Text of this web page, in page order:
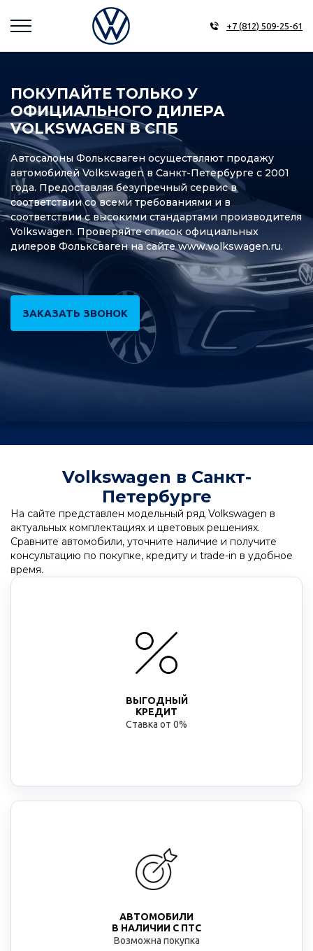
+7 (812) 509-25-61
ПОКУПАЙТЕ ТОЛЬКО У
ОФИЦИАЛЬНОГО ДИЛЕРА
VOLKSWAGEN В СПБ
Автосалоны Фольксваген осуществляют продажу
автомобилей Volkswagen в Санкт-Петербурге с 2001
года. Предоставляя безупречный сервис в
соответствии со всеми требованиями и в
соответствии с высокими стандартами производителя
Volkswagen. Проверяйте список официальных
дилеров Фольксваген на сайте www.volkswagen.ru.
ЗАКАЗАТЬ ЗВОНОК
Volkswagen в Санкт-
Петербурге
На сайте представлен модельный ряд Volkswagen в
актуальных комплектациях и цветовых решениях.
Сравните автомобили, уточните наличие и получите
консультацию по покупке, кредиту и trade-in в удобное
время.
ВЫГОДНЫЙ
КРЕДИТ
Ставка от 0%
АВТОМОБИЛИ
В НАЛИЧИИ С ПТС
Возможна покупка